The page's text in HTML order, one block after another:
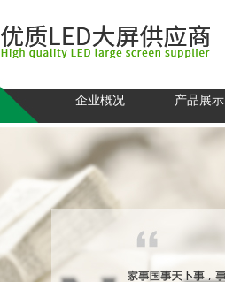
企业概况 产品展示